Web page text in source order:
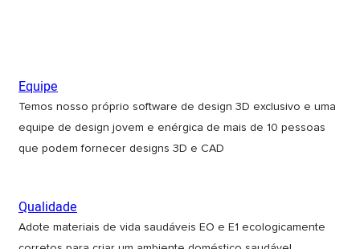
Equipe
Temos nosso próprio software de design 3D exclusivo e uma
equipe de design jovem e enérgica de mais de 10 pessoas
que podem fornecer designs 3D e CAD
Qualidade
Adote materiais de vida saudáveis ​​EO e E1 ecologicamente